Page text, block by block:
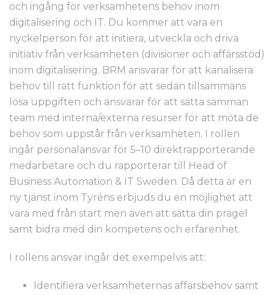
och ingång för verksamhetens behov inom
digitalisering och IT. Du kommer att vara en
nyckelperson för att initiera, utveckla och driva
initiativ från verksamheten (divisioner och affärsstöd)
inom digitalisering. BRM ansvarar för att kanalisera
behov till rätt funktion för att sedan tillsammans
lösa uppgiften och ansvarar för att sätta samman
team med interna/externa resurser för att möta de
behov som uppstår från verksamheten. I rollen
ingår personalansvar för 5–10 direktrapporterande
medarbetare och du rapporterar till Head of
Business Automation & IT Sweden. Då detta är en
ny tjänst inom Tyréns erbjuds du en möjlighet att
vara med från start men även att sätta din prägel
samt bidra med din kompetens och erfarenhet.
I rollens ansvar ingår det exempelvis att:
Identifiera verksamheternas affärsbehov samt